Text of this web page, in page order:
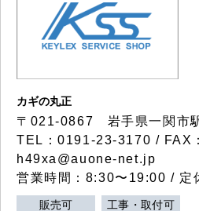
カギの丸正
〒021-0867 岩手県一関市
TEL：0191-23-3170 / FAX
h49xa@auone-net.jp
営業時間：8:30〜19:00 / 定
販売可 工事・取付可